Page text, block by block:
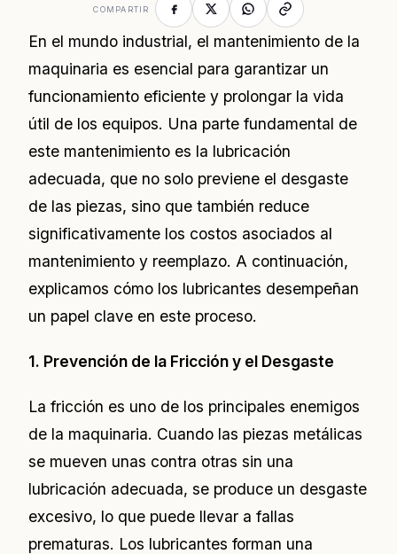
COMPARTIR
En el mundo industrial, el mantenimiento de la
maquinaria es esencial para garantizar un
funcionamiento eficiente y prolongar la vida
útil de los equipos. Una parte fundamental de
este mantenimiento es la lubricación
adecuada, que no solo previene el desgaste
de las piezas, sino que también reduce
significativamente los costos asociados al
mantenimiento y reemplazo. A continuación,
explicamos cómo los lubricantes desempeñan
un papel clave en este proceso.
1. Prevención de la Fricción y el Desgaste
La fricción es uno de los principales enemigos
de la maquinaria. Cuando las piezas metálicas
se mueven unas contra otras sin una
lubricación adecuada, se produce un desgaste
excesivo, lo que puede llevar a fallas
prematuras. Los lubricantes forman una